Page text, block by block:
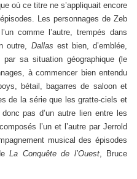
où ce titre ne s’appliquait encore
Les personnages de Zeb
comme l’autre, trempés dans
outre, Dallas est bien, d’emblée,
sa situation géographique (le
à commencer bien entendu
bétail, bagarres de saloon et
de la série que les gratte-ciels et
pas d’un autre lien entre les
l’un et l’autre par Jerrold
musical des épisodes
La Conquête de l’Ouest, Bruce